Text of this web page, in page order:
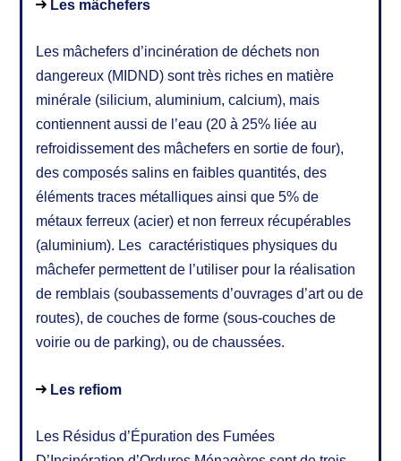
Les mâchefers
Les mâchefers d’incinération de déchets non
dangereux (MIDND) sont très riches en matière
minérale (silicium, aluminium, calcium), mais
contiennent aussi de l’eau (20 à 25% liée au
refroidissement des mâchefers en sortie de four),
des composés salins en faibles quantités, des
éléments traces métalliques ainsi que 5% de
métaux ferreux (acier) et non ferreux récupérables
(aluminium). Les caractéristiques physiques du
mâchefer permettent de l’utiliser pour la réalisation
de remblais (soubassements d’ouvrages d’art ou de
routes), de couches de forme (sous-couches de
voirie ou de parking), ou de chaussées.
Les refiom
Les Résidus d’Épuration des Fumées